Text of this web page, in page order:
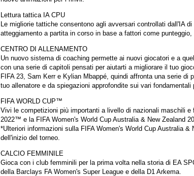
Lettura tattica IA CPU
Le migliorie tattiche consentono agli avversari controllati dall'IA
atteggiamento a partita in corso in base a fattori come
CENTRO DI ALLENAMENTO
Un nuovo sistema di coaching permette ai nuovi giocatori e a
con una serie di capitoli pensati per aiutarti a migliorare il tuo
FIFA 23, Sam Kerr e Kylian Mbappé, quindi affronta una serie di
tuo allenatore e da spiegazioni approfondite sui vari
FIFA WORLD CUP™
Vivi le competizioni più importanti a livello di nazionali maschili
2022™ e la FIFA Women's World Cup Australia & New Zealand
*Ulteriori informazioni sulla FIFA Women's World Cup Australia
dell'inizio del torneo.
CALCIO FEMMINILE
Gioca con i club femminili per la prima volta nella storia di EA
della Barclays FA Women's Super League e della D1 Arkema.